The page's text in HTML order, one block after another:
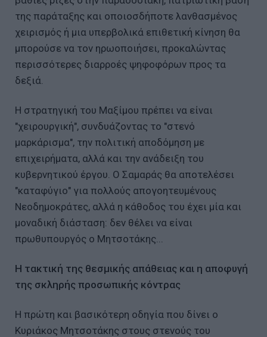
της παράταξης και οποιοσδήποτε λανθασμένος
χειρισμός ή μια υπερβολικά επιθετική κίνηση θα
μπορούσε να τον ηρωοποιήσει, προκαλώντας
περισσότερες διαρροές ψηφοφόρων προς τα
δεξιά.
Η στρατηγική του Μαξίμου πρέπει να είναι
"χειρουργική", συνδυάζοντας το "στενό
μαρκάρισμα", την πολιτική αποδόμηση με
επιχειρήματα, αλλά και την ανάδειξη του
κυβερνητικού έργου. Ο Σαμαράς θα αποτελέσει
"καταφύγιο" για πολλούς απογοητευμένους
Νεοδημοκράτες, αλλά η κάθοδος του έχει μία και
μοναδική διάσταση: δεν θέλει να είναι
πρωθυπουργός ο Μητσοτάκης...
Η τακτική της θεσμικής απάθειας και η αποφυγή
της σκληρής προσωπικής κόντρας
Η πρώτη και βασικότερη οδηγία που δίνει ο
Κυριάκος Μητσοτάκης στους στενούς του